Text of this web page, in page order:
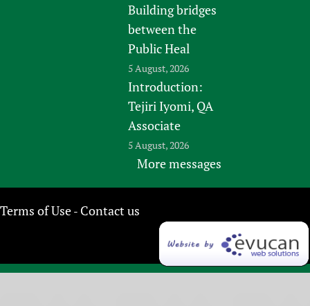
Building bridges
between the
Public Heal
5 August, 2026
Introduction:
Tejiri Iyomi, QA
Associate
5 August, 2026
More messages
Terms of Use- Contact us